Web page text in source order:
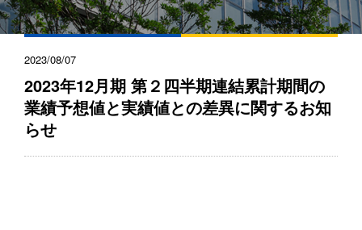
2023/08/07
2023年12月期 第２四半期連結累計期間の
業績予想値と実績値との差異に関するお知
らせ